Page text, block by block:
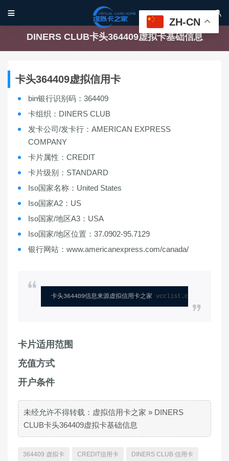
 
DINERS CLUB卡头364409虚拟卡基础信息
卡头364409虚拟信用卡
bin银行识别码：364409
卡组织：DINERS CLUB
发卡公司/发卡行：AMERICAN EXPRESS
COMPANY
卡片属性：CREDIT
卡片级别：STANDARD
Iso国家名称：United States
Iso国家A2：US
Iso国家/地区A3：USA
Iso国家/地区位置：37.0902-95.7129
银行网站：www.americanexpress.com/canada/
卡头364409信息来源虚拟信用卡之家 vcclist.com
卡片适用范围
充值方式
开户条件
未经允许不得转载： 虚拟信用卡之家 » DINERS
CLUB卡头364409虚拟卡基础信息
364409 虚拟卡 CREDIT信用卡 DINERS CLUB 信用卡
ZH-CN